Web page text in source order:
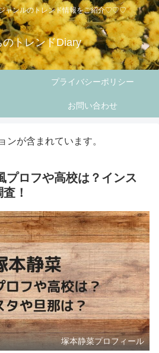
ャンルのトレンド情報をご紹介♡♡♡
のトレンドDiary
プライバシーポリシー
お問い合わせ
ンが含まれています。
ロフや高校は？インス
！
塚本静菜プロフィール